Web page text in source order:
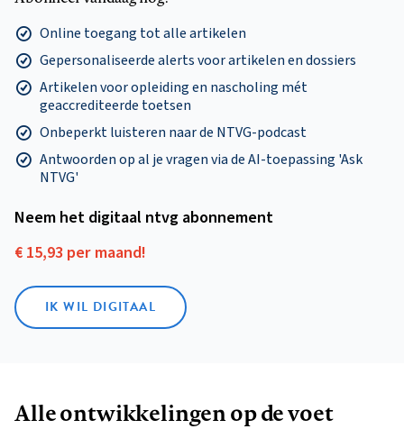
Online toegang tot alle artikelen
Gepersonaliseerde alerts voor artikelen en dossiers
Artikelen voor opleiding en nascholing mét
geaccrediteerde toetsen
Onbeperkt luisteren naar de NTVG-podcast
Antwoorden op al je vragen via de AI-toepassing 'Ask
NTVG'
Neem het digitaal ntvg abonnement
€ 15,93 per maand!
IK WIL DIGITAAL
Alle ontwikkelingen op de voet